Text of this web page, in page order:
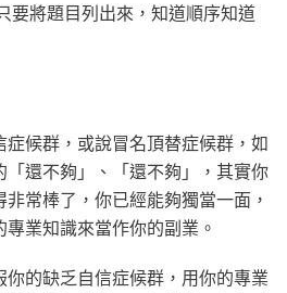
要將題目列出來，知道順序知道
候群，或說冒名頂替症候群，如
還不夠」、「還不夠」，其實你
常棒了，你已經能夠獨當一面，
業知識來當作你的副業。
的缺乏自信症候群，用你的專業